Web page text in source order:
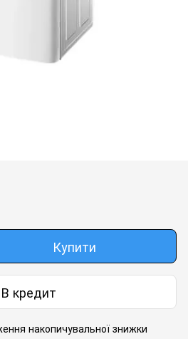
Купити
В кредит
накопичувальної знижки